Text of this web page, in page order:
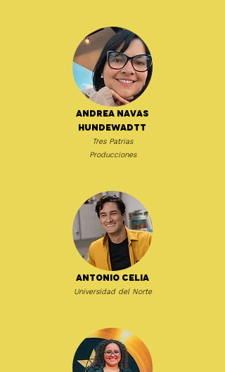
Andrea Navas
Hundewadtt
Tres Patrias
Producciones
Antonio Celia
Universidad del Norte